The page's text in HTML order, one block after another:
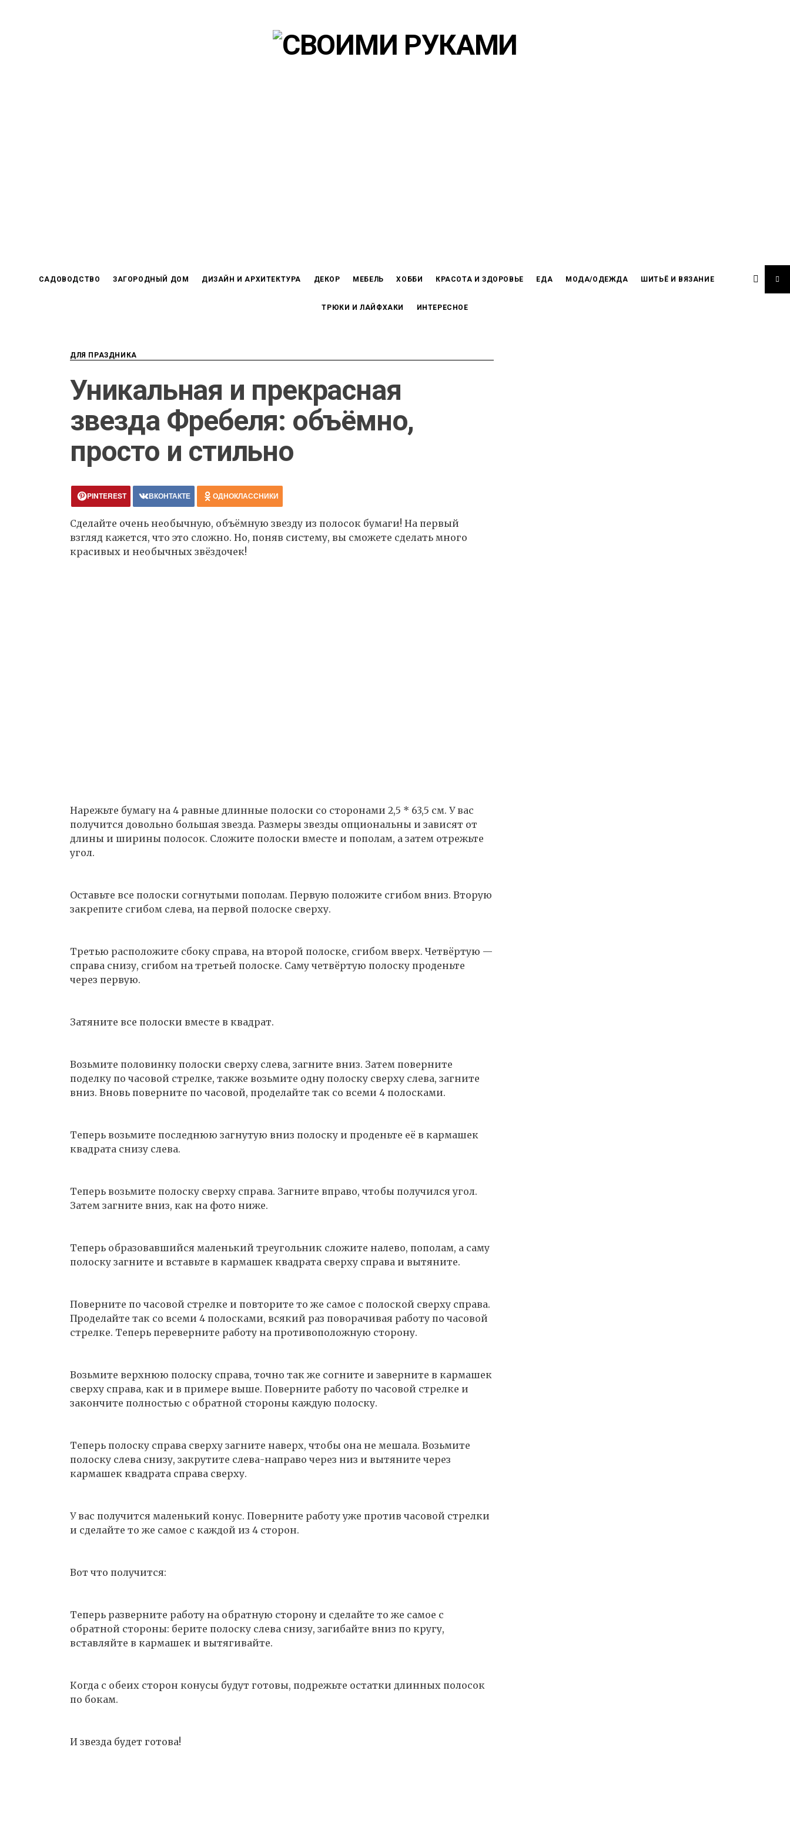
САДОВОДСТВО ЗАГОРОДНЫЙ ДОМ ДИЗАЙН И АРХИТЕКТУРА ДЕКОР МЕБЕЛЬ ХОББИ КРАСОТА И ЗДОРОВЬЕ ЕДА МОДА/ОДЕЖДА ШИТЬЁ И ВЯЗАНИЕ
ТРЮКИ И ЛАЙФХАКИ ИНТЕРЕСНОЕ
ДЛЯ ПРАЗДНИКА
Уникальная и прекрасная
звезда Фребеля: объёмно,
просто и стильно
PINTEREST ВКОНТАКТЕ ОДНОКЛАССНИКИ
Сделайте очень необычную, объёмную звезду из полосок бумаги! На первый
взгляд кажется, что это сложно. Но, поняв систему, вы сможете сделать много
красивых и необычных звёздочек!
Нарежьте бумагу на 4 равные длинные полоски со сторонами 2,5 * 63,5 см. У вас
получится довольно большая звезда. Размеры звезды опциональны и зависят от
длины и ширины полосок. Сложите полоски вместе и пополам, а затем отрежьте
угол.
Оставьте все полоски согнутыми пополам. Первую положите сгибом вниз. Вторую
закрепите сгибом слева, на первой полоске сверху.
Третью расположите сбоку справа, на второй полоске, сгибом вверх. Четвёртую —
справа снизу, сгибом на третьей полоске. Саму четвёртую полоску проденьте
через первую.
Затяните все полоски вместе в квадрат.
Возьмите половинку полоски сверху слева, загните вниз. Затем поверните
поделку по часовой стрелке, также возьмите одну полоску сверху слева, загните
вниз. Вновь поверните по часовой, проделайте так со всеми 4 полосками.
Теперь возьмите последнюю загнутую вниз полоску и проденьте её в кармашек
квадрата снизу слева.
Теперь возьмите полоску сверху справа. Загните вправо, чтобы получился угол.
Затем загните вниз, как на фото ниже.
Теперь образовавшийся маленький треугольник сложите налево, пополам, а саму
полоску загните и вставьте в кармашек квадрата сверху справа и вытяните.
Поверните по часовой стрелке и повторите то же самое с полоской сверху справа.
Проделайте так со всеми 4 полосками, всякий раз поворачивая работу по часовой
стрелке. Теперь переверните работу на противоположную сторону.
Возьмите верхнюю полоску справа, точно так же согните и заверните в кармашек
сверху справа, как и в примере выше. Поверните работу по часовой стрелке и
закончите полностью с обратной стороны каждую полоску.
Теперь полоску справа сверху загните наверх, чтобы она не мешала. Возьмите
полоску слева снизу, закрутите слева-направо через низ и вытяните через
кармашек квадрата справа сверху.
У вас получится маленький конус. Поверните работу уже против часовой стрелки
и сделайте то же самое с каждой из 4 сторон.
Вот что получится:
Теперь разверните работу на обратную сторону и сделайте то же самое с
обратной стороны: берите полоску слева снизу, загибайте вниз по кругу,
вставляйте в кармашек и вытягивайте.
Когда с обеих сторон конусы будут готовы, подрежьте остатки длинных полосок
по бокам.
И звезда будет готова!